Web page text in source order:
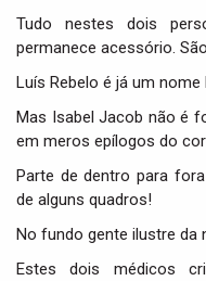
Tudo nestes dois
permanece acessório.
Luís Rebelo é já um
Mas Isabel Jacob não é
em meros epílogos do
Parte de dentro para
de alguns quadros!
No fundo gente ilustre da
Estes dois médicos